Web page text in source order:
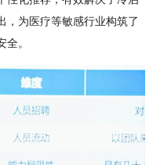
，为医疗等敏感行业构筑了
。